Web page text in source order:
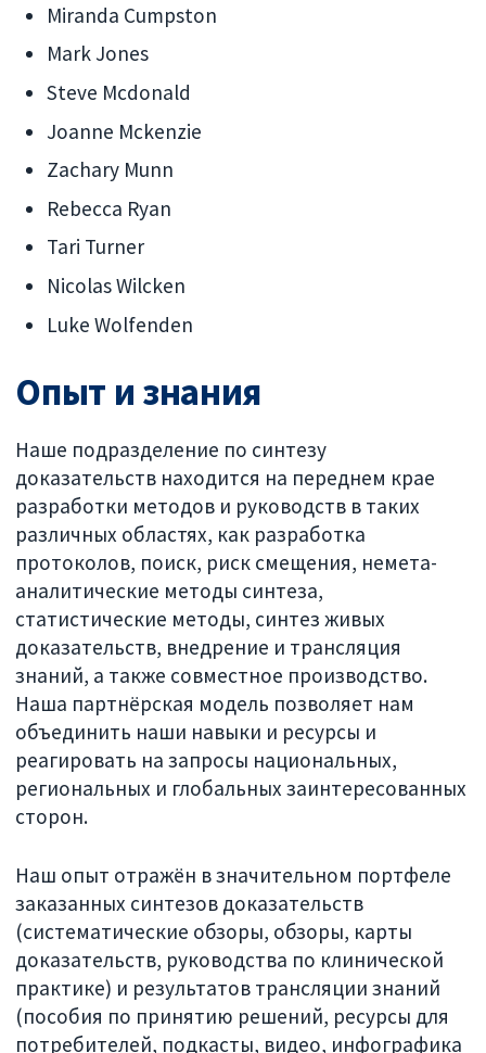
Miranda Cumpston
Mark Jones
Steve Mcdonald
Joanne Mckenzie
Zachary Munn
Rebecca Ryan
Tari Turner
Nicolas Wilcken
Luke Wolfenden
Опыт и знания
Наше подразделение по синтезу
доказательств находится на переднем крае
разработки методов и руководств в таких
различных областях, как разработка
протоколов, поиск, риск смещения, немета-
аналитические методы синтеза,
статистические методы, синтез живых
доказательств, внедрение и трансляция
знаний, а также совместное производство.
Наша партнёрская модель позволяет нам
объединить наши навыки и ресурсы и
реагировать на запросы национальных,
региональных и глобальных заинтересованных
сторон.
Наш опыт отражён в значительном портфеле
заказанных синтезов доказательств
(систематические обзоры, обзоры, карты
доказательств, руководства по клинической
практике) и результатов трансляции знаний
(пособия по принятию решений, ресурсы для
потребителей, подкасты, видео, инфографика